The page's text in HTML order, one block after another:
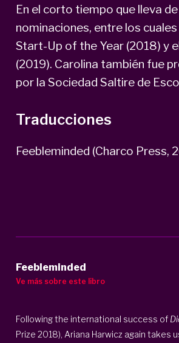
En el corto tiempo que lleva
nominaciones, entre los
Start-Up of the Year (2018) y
(2019). Carolina también fue
por la Sociedad Saltire de
Traducciones
Feebleminded (Charco Press,
Feebleminded
Ve más sobre este libro
Following the international success of
Prize 2018), Ariana Harwicz again